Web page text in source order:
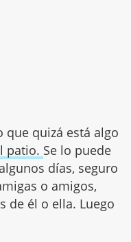
que quizá está algo
patio. Se lo puede
días, seguro
o amigos,
de él o ella. Luego